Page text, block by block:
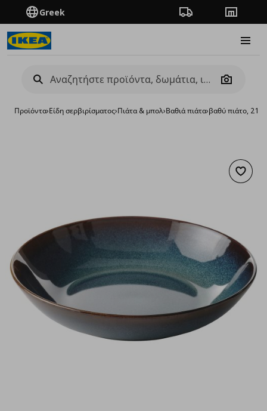
Greek Πορεία παραγγελίας
Camera
Προϊόντα›Είδη σερβιρίσματος›Πιάτα & μπολ›Βαθιά πιάτα›βαθύ πιάτο, 21